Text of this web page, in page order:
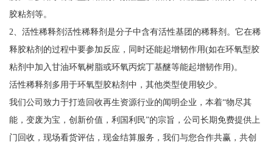
胶粘剂等。
2、活性稀释剂活性稀释剂是分子中含有活性基团的稀释剂。它在稀
释胶粘剂的过程中要参加反应，同时还能起增韧作用(如在环氧型胶
粘剂中加入甘油环氧树脂或环氧丙烷丁基醚等能起增韧作用)。
活性稀释剂多用于环氧型胶粘剂中，其他类型使用较少。
我们公司致力于打造回收再生资源行业的闻明企业，本着“物尽其
能，变废为宝，创新价值，利国利民”的宗旨，公司长期免费提供上
门回收，现场看货评估，现金结算服务，我们与您合作共赢，共创